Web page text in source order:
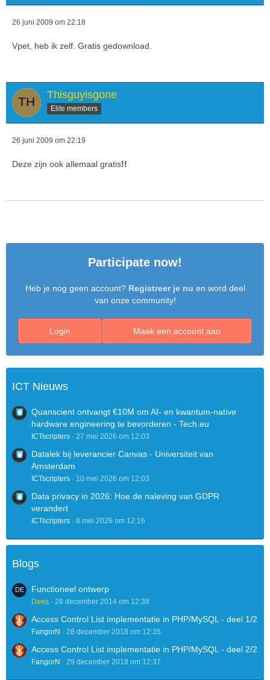
26 juni 2009 om 22:18
Vpet, heb ik zelf. Gratis gedownload.
Thisguyisgone
Elite members
26 juni 2009 om 22:19
Deze zijn ook allemaal gratis!!
Participate now!
Heb je nog geen account? Registreer je nu en word deel
van onze community!
Maak een account aan
Login
ICT Nieuws
Quanscient ontvangt €10M om AI- en kwantum-native
hardware engineering te bevorderen - Tech.eu
ICTscripters 27 mei 2026 om 12:03
Datalek bij leverancier Canvas - Universiteit van
Amsterdam
ICTscripters 10 mei 2026 om 12:03
Data privacy in 2026: Hoe de naleving van GDPR
verandert
ICTscripters 8 mei 2026 om 12:16
Blogs
Functioneel ontwerp
Dees 28 december 2014 om 12:38
Access Control List implementatie in PHP/MySQL - deel 1/2
FangorN 28 december 2018 om 12:35
Access Control List implementatie in PHP/MySQL - deel 2/2
FangorN 29 december 2018 om 12:37